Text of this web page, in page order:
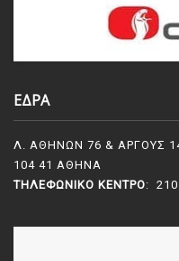
ΕΔΡΑ
Λ. ΑΘΗΝΩΝ 76 & ΑΡΓΟΥΣ
104 41 ΑΘΗΝΑ
ΤΗΛΕΦΩΝΙΚΌ ΚΈΝΤΡΟ: 210